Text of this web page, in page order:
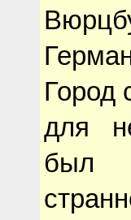
Город
для
был